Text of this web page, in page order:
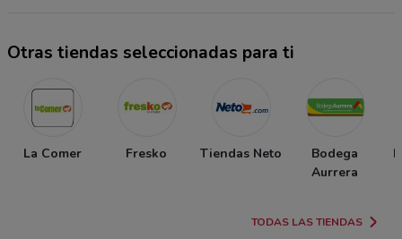
Otras tiendas seleccionadas para ti
La Comer Fresko Tiendas Neto
Bodega
Aurrera
TODAS LAS TIENDAS